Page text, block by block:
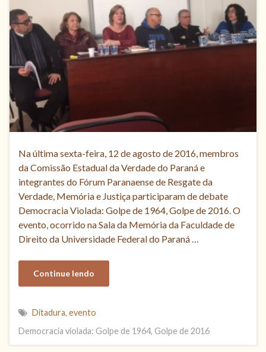
Na última sexta-feira, 12 de agosto de 2016, membros
da Comissão Estadual da Verdade do Paraná e
integrantes do Fórum Paranaense de Resgate da
Verdade, Memória e Justiça participaram de debate
Democracia Violada: Golpe de 1964, Golpe de 2016. O
evento, ocorrido na Sala da Memória da Faculdade de
Direito da Universidade Federal do Paraná …
Continue lendo
Ditadura, evento
Democracia violada: Golpe de 1964, Golpe de 2016